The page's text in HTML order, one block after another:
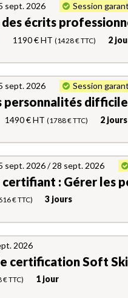
sept. 2026 Session
écrits
1190 € HT (1428 € TTC) 2
sept. 2026 Session
personnalités
1490 € HT (1788 € TTC) 2 jours
sept. 2026 / 28 sept. 2026
certifiant : Gérer les
€ TTC) 3 jours
2026
certification Soft
€ TTC) 1 jour